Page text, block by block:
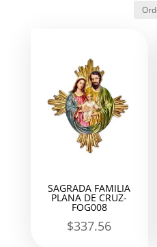
SAGRADA FAMILIA
PLANA DE CRUZ-
FOG008
$337.56